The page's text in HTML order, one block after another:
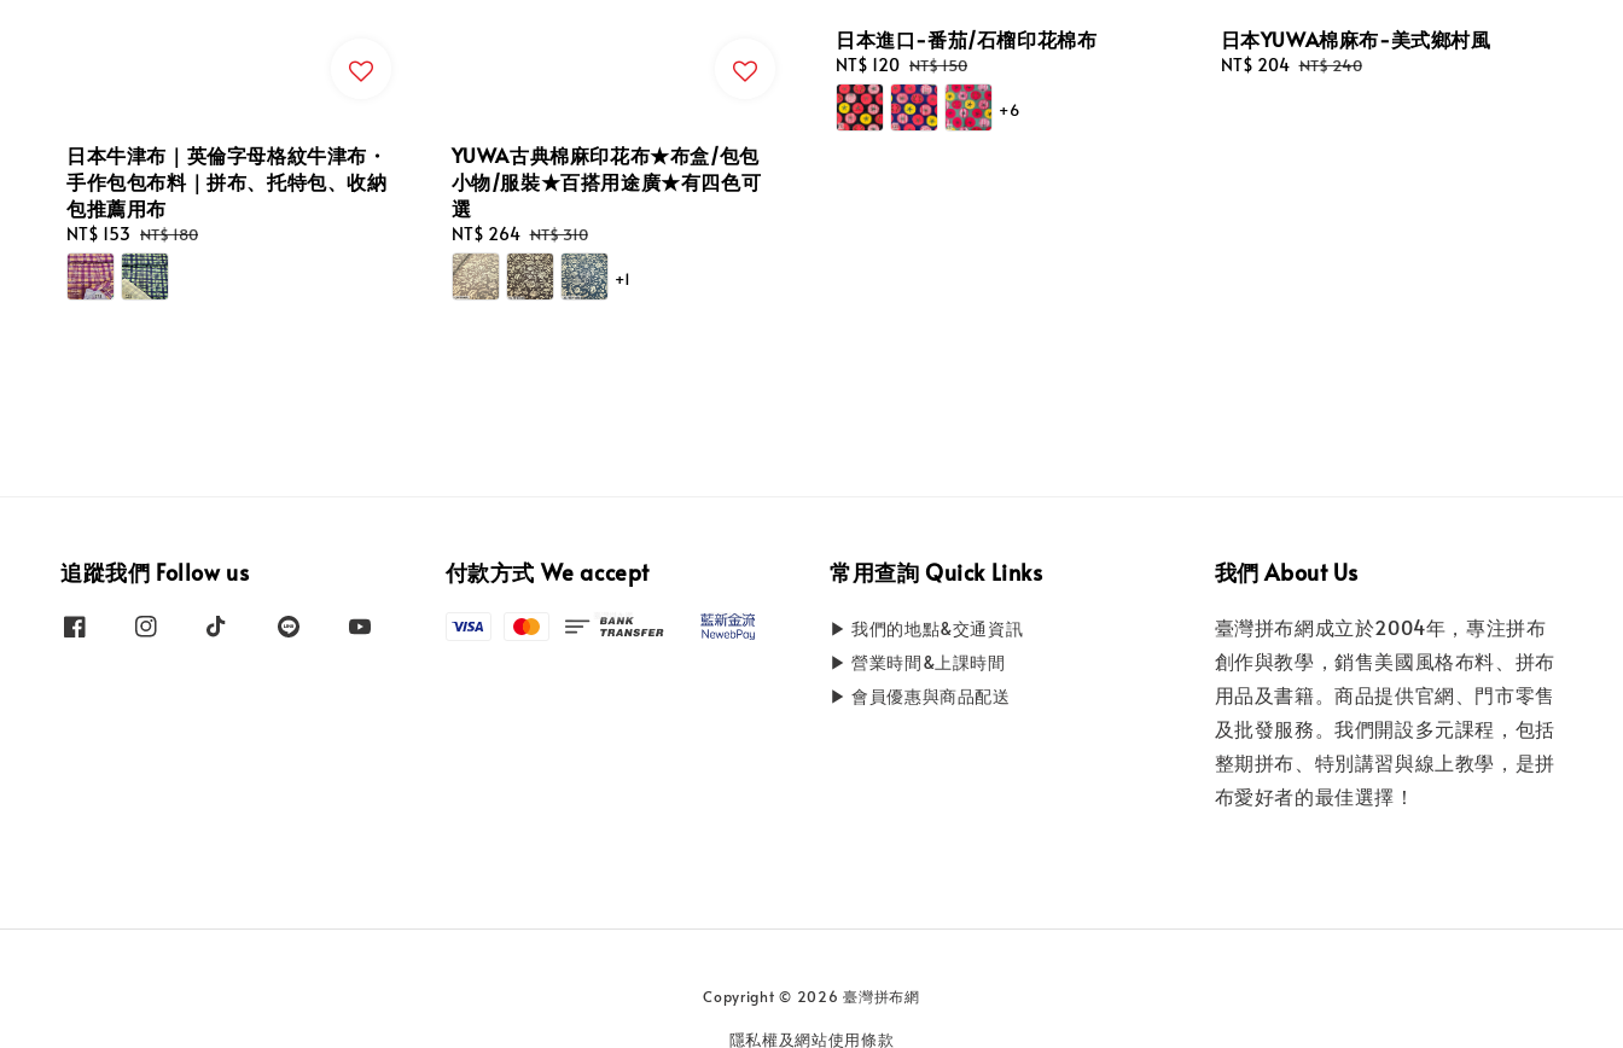
日本牛津布｜英倫字母格紋牛津布・
手作包包布料｜拼布、托特包、收納
包推薦用布
Sale
price
NT$ 153 Regular
price
NT$ 180
YUWA古典棉麻印花布★布盒/包包
小物/服裝★百搭用途廣★有四色可
選
Sale
price
NT$ 264 Regular
price
NT$ 310
+1
日本進口-番茄/石榴印花棉布
Sale
price
NT$ 120 Regular
price
NT$ 150
+6
日本YUWA棉麻布-美式鄉村風
Sale
NT$ 204 Regular
NT$ 240
追蹤我們 Follow us 付款方式 We accept 常用查詢 Quick Links
▶ 我們的地點&交通資訊
▶ 營業時間&上課時間
▶ 會員優惠與商品配送
我們 About Us
臺灣拼布網成立於2004年，專注拼布
創作與教學，銷售美國風格布料、拼布
用品及書籍。商品提供官網、門市零售
及批發服務。我們開設多元課程，包括
整期拼布、特別講習與線上教學，是拼
布愛好者的最佳選擇！
Copyright © 2026 臺灣拼布網
隱私權及網站使用條款